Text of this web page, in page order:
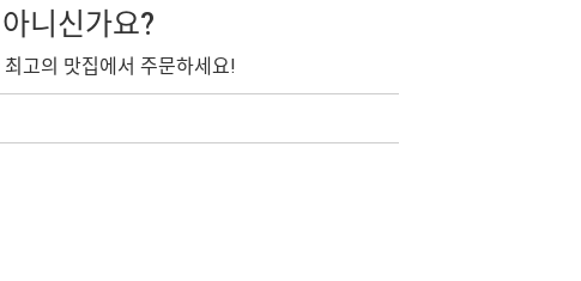
니신가요?
고의 맛집에서 주문하세요!